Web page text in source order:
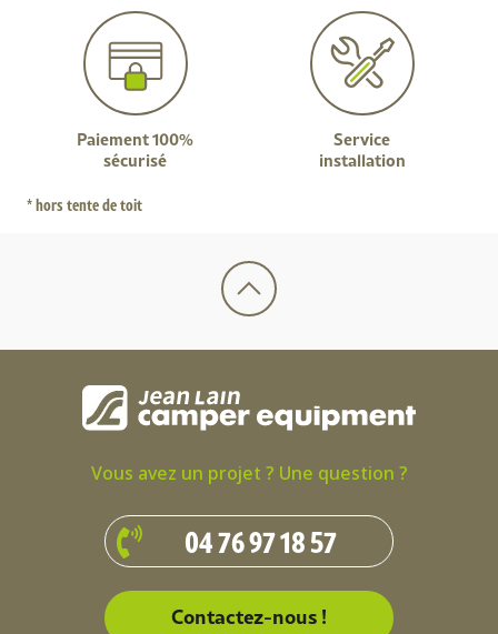
* hors tente de toit
Paiement 100%
sécurisé
Service
installation
Vous avez un projet ? Une question ?
04 76 97 18 57
Contactez-nous !